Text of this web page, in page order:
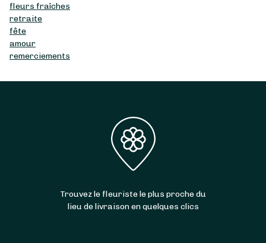
fleurs fraîches
retraite
fête
amour
remerciements
Trouvez le fleuriste le plus proche du
lieu de livraison en quelques clics